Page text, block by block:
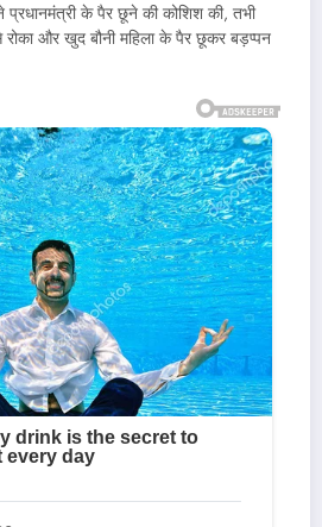
के पैर छूने की कोशिश की, तभी
रोका और खुद बौनी महिला के पैर छूकर बड़प्पन